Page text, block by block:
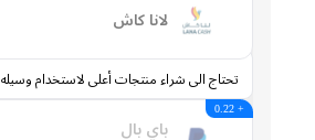
لانا كاش
تحتاج الى شراء منتجات أعلى لاستخدام وسيله الدفع هذة
باي بال